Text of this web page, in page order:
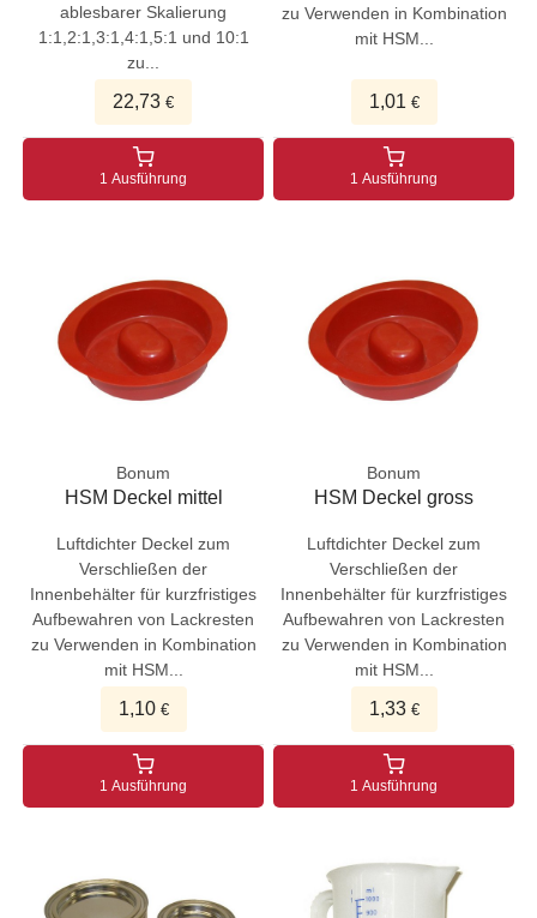
ablesbarer Skalierung
1:1,2:1,3:1,4:1,5:1 und 10:1
zu...
22,73 €
1 Ausführung
zu Verwenden in Kombination
mit HSM...
1,01€
1 Ausführung
Bonum
HSM Deckel mittel
Luftdichter Deckel zum
Verschließen der
Innenbehälter für kurzfristiges
Aufbewahren von Lackresten
zu Verwenden in Kombination
mit HSM...
1,10€
1 Ausführung
Bonum
HSM Deckel gross
Luftdichter Deckel zum
Verschließen der
Innenbehälter für kurzfristiges
Aufbewahren von Lackresten
zu Verwenden in Kombination
mit HSM...
1,33€
1 Ausführung